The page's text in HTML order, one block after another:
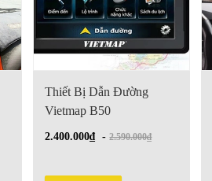
Thiết Bị Dẫn Đường
Vietmap B50
2.400.000₫ -2.590.000₫